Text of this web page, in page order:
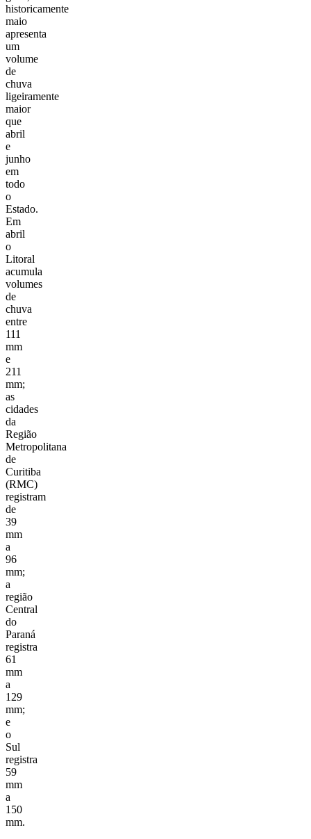
historicamente
maio
apresenta
um
volume
de
chuva
ligeiramente
maior
que
abril
e
junho
em
todo
o
Estado.
Em
abril
o
Litoral
acumula
volumes
de
chuva
entre
111
mm
e
211
mm;
as
cidades
da
Região
Metropolitana
de
Curitiba
(RMC)
registram
de
39
mm
a
96
mm;
a
região
Central
do
Paraná
registra
61
mm
a
129
mm;
e
o
Sul
registra
59
mm
a
150
mm.